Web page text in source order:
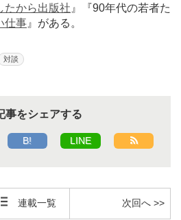
たから出版社 』『90年代の若者た
仕事 』がある。
対談
事をシェアする
B! LINE
連載一覧 次回へ >>